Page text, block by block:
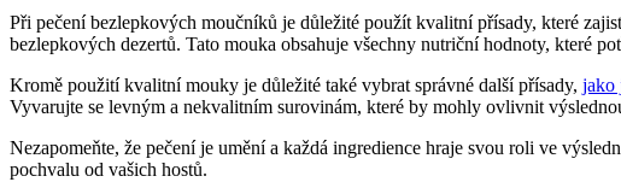
Při pečení bezlepkových⁣ moučníků je důležité ⁢použít kvalitní přísady, které
bezlepkových dezertů. Tato​ mouka obsahuje všechny nutriční hodnoty, které
Kromě použití kvalitní mouky je⁤ důležité také vybrat správné další ‌přísady, ‌ jako
Vyvarujte se levným a nekvalitním surovinám, které by ⁣mohly ovlivnit
Nezapomeňte, že ⁣pečení je umění a každá‍ ingredience ‌hraje⁢ svou​ roli ve
pochvalu od vašich hostů.